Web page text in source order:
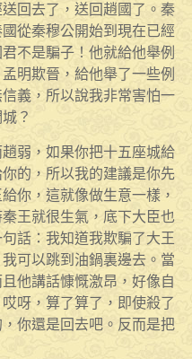
回去了，送回趙國了。秦
從秦穆公開始到現在已經
不是騙子！他就給他舉例
明欺晉，給他舉了一些例
義，所以說我非常害怕一
？
弱，如果你把十五座城給
的，所以我的建議是你先
你，這就像做生意一樣，
王就很生氣，底下大臣也
話：我知道我欺騙了大王
可以跳到油鍋裏邊去。當
他講話慷慨激昂，好像自
呀，算了算了，即使殺了
你還是回去吧。反而是把